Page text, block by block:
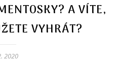
A VÍTE,
VYHRÁT?
2020